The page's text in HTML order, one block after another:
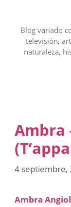
contenidoBlog variado
televisión,
naturaleza,
Ambra
4 septiembre,
Ambra